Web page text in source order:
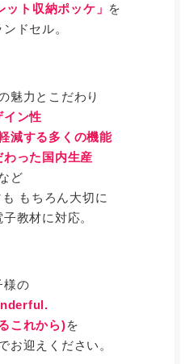
ット収納ポッケ」 を
ドセル。
魅力とこだわり
イン性
減する多くの機能
わった国内生産
ど
もちろん大切に
教材に対応。
様の
これから)を
お迎えください。